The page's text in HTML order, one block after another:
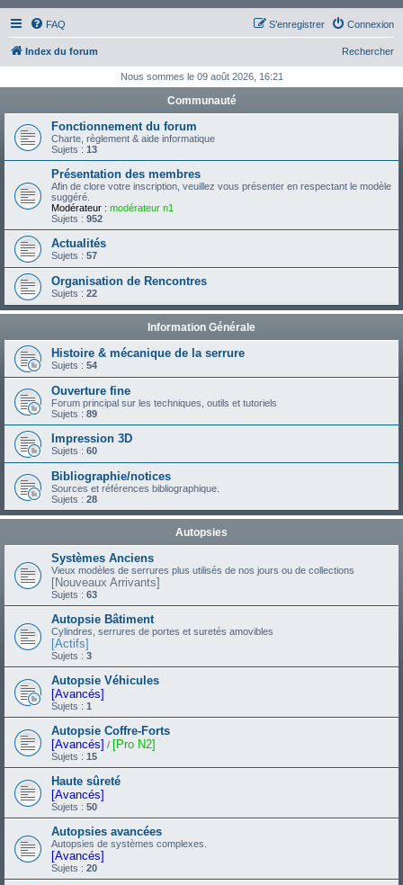
FAQ Connexion
S’enregistrer
Index du forum Rechercher
Nous sommes le 09 août 2026, 16:21
Communauté
Fonctionnement du forum
Charte, règlement & aide informatique
Sujets : 13
Présentation des membres
Afin de clore votre inscription, veuillez vous présenter en respectant le modèle
suggéré.
Modérateur : modérateur n1
Sujets : 952
Actualités
Sujets : 57
Organisation de Rencontres
Sujets : 22
Information Générale
Histoire & mécanique de la serrure
Sujets : 54
Ouverture fine
Forum principal sur les techniques, outils et tutoriels
Sujets : 89
Impression 3D
Sujets : 60
Bibliographie/notices
Sources et références bibliographique.
Sujets : 28
Autopsies
Systèmes Anciens
Vieux modèles de serrures plus utilisés de nos jours ou de collections
[Nouveaux Arrivants]
Sujets : 63
Autopsie Bâtiment
Cylindres, serrures de portes et suretés amovibles
[Actifs]
Sujets : 3
Autopsie Véhicules
[Avancés]
Sujets : 1
Autopsie Coffre-Forts
[Avancés] / [Pro N2]
Sujets : 15
Haute sûreté
[Avancés]
Sujets : 50
Autopsies avancées
Autopsies de systèmes complexes.
[Avancés]
Sujets : 20